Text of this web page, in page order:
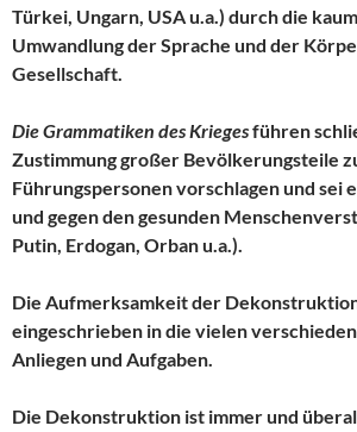
Türkei, Ungarn, USA u.a.) durch die
Umwandlung der Sprache und der
Gesellschaft.
Die Grammatiken des Kriegesführen
Zustimmung großer Bevölkerungsteile
Führungspersonen vorschlagen und sei
und gegen den gesunden
Putin, Erdogan, Orban u.a.).
Die Aufmerksamkeit der
eingeschrieben in die vielen
Anliegen und Aufgaben.
Die Dekonstruktion ist immer und